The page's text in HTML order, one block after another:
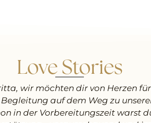
Love Stories
wir möchten dir von Herzen
auf dem Weg zu
in der Vorbereitungszeit warst